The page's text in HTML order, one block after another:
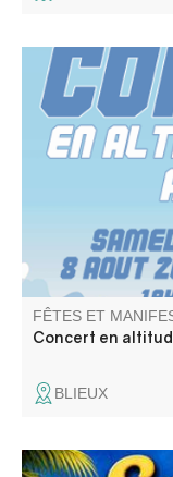
Concert par Les
Toys ( reprises
FÊTES ET
Concert en
BLIEUX